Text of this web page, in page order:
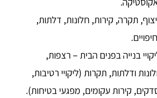
תקרה, קירות, חלונות, דלתות,
בנייה בפנים הבית – רצפות,
ודלתות, תקרות (ליקויי רטיבות,
קירות עקומים, מפגעי בטיחות).